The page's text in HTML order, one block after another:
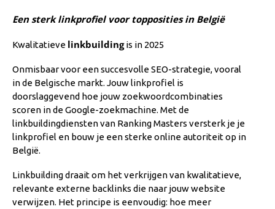
Een sterk linkprofiel voor topposities in België
Kwalitatieve linkbuildingis in 2025
Onmisbaar voor een succesvolle SEO-strategie, vooral
in de Belgische markt. Jouw linkprofiel is
doorslaggevend hoe jouw zoekwoordcombinaties
scoren in de Google-zoekmachine. Met de
linkbuildingdiensten van Ranking Masters versterk je je
linkprofiel en bouw je een sterke online autoriteit op in
België.
Linkbuilding draait om het verkrijgen van kwalitatieve,
relevante externe backlinks die naar jouw website
verwijzen. Het principe is eenvoudig: hoe meer